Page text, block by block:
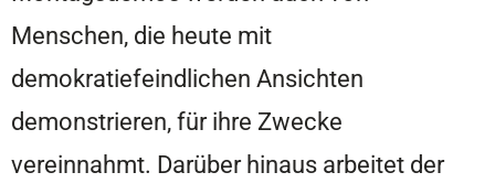
Menschen, die heute mit
demokratiefeindlichen Ansichten
demonstrieren, für ihre Zwecke
vereinnahmt. Darüber hinaus arbeitet der